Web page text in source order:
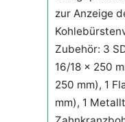
zur Anzeige
Zubehör: 3
16/18 x 250
250 mm), 1
mm), 1